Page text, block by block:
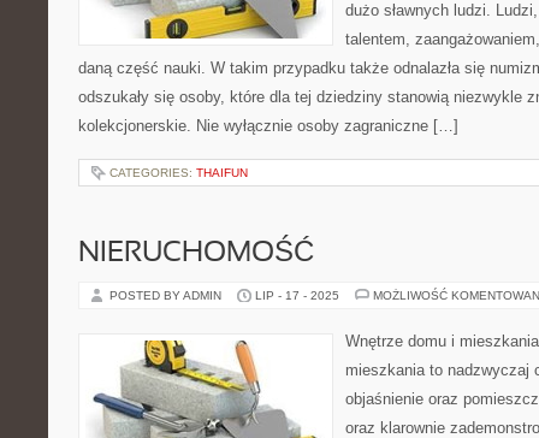
dużo sławnych ludzi.
talentem,
daną część nauki. W takim przypadku także odnalazła się
odszukały się osoby, które dla tej dziedziny stanowią niezwykle
kolekcjonerskie. Nie wyłącznie osoby zagraniczne […]
CATEGORIES: THAIFUN
NIERUCHOMOŚĆ
POSTED BY ADMIN LIP - 17 - 2025 MOŻLIWOŚĆ
Wnętrze domu i
mieszkania to nadzwyczaj
objaśnienie oraz
oraz klarownie